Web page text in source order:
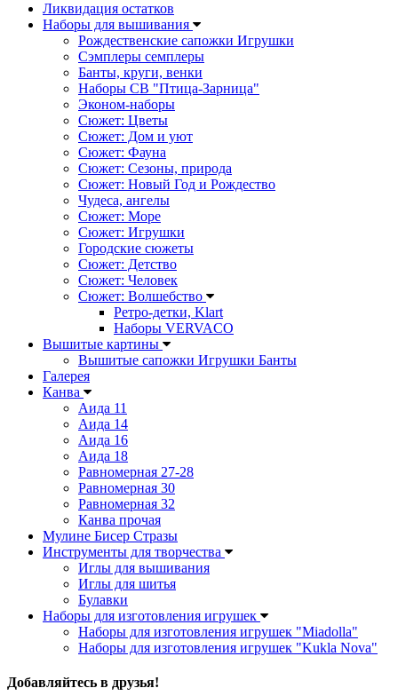
Ликвидация остатков
Наборы для вышивания
Рождественские сапожки Игрушки
Сэмплеры семплеры
Банты, круги, венки
Наборы СВ "Птица-Зарница"
Эконом-наборы
Сюжет: Цветы
Сюжет: Дом и уют
Сюжет: Фауна
Сюжет: Сезоны, природа
Сюжет: Новый Год и Рождество
Чудеса, ангелы
Сюжет: Море
Сюжет: Игрушки
Городские сюжеты
Сюжет: Детство
Сюжет: Человек
Сюжет: Волшебство
Ретро-детки, Klart
Наборы VERVACO
Вышитые картины
Вышитые сапожки Игрушки Банты
Галерея
Канва
Аида 11
Аида 14
Аида 16
Аида 18
Равномерная 27-28
Равномерная 30
Равномерная 32
Канва прочая
Мулине Бисер Стразы
Инструменты для творчества
Иглы для вышивания
Иглы для шитья
Булавки
Наборы для изготовления игрушек
Наборы для изготовления игрушек "Miadolla"
Наборы для изготовления игрушек "Kukla Nova"
Добавляйтесь в друзья!